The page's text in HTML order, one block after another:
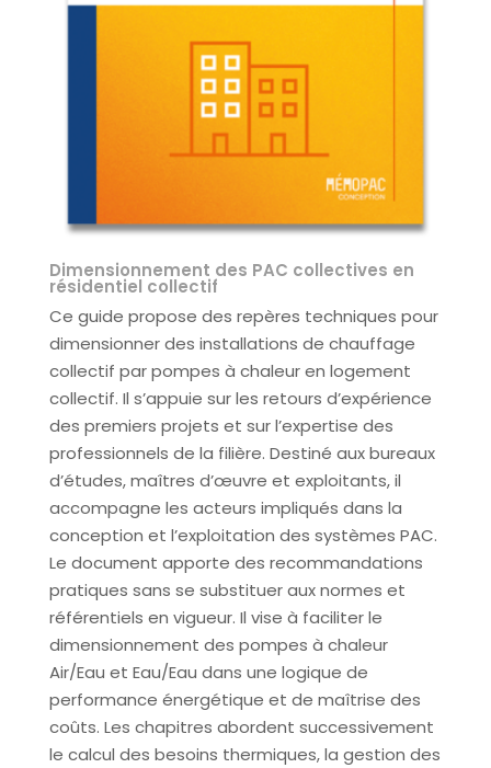
Dimensionnement des PAC collectives en
résidentiel collectif
Ce guide propose des repères techniques pour
dimensionner des installations de chauffage
collectif par pompes à chaleur en logement
collectif. Il s’appuie sur les retours d’expérience
des premiers projets et sur l’expertise des
professionnels de la filière. Destiné aux bureaux
d’études, maîtres d’œuvre et exploitants, il
accompagne les acteurs impliqués dans la
conception et l’exploitation des systèmes PAC.
Le document apporte des recommandations
pratiques sans se substituer aux normes et
référentiels en vigueur. Il vise à faciliter le
dimensionnement des pompes à chaleur
Air/Eau et Eau/Eau dans une logique de
performance énergétique et de maîtrise des
coûts. Les chapitres abordent successivement
le calcul des besoins thermiques, la gestion des